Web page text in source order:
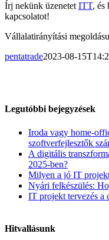
Írj nekünk üzenetet ITT, és
kapcsolatot!
Vállalatirányítási
pentatrade2023-08-
Legutóbbi bejegyzések
Iroda vagy home-
szoftverfejlesztők
A digitális
2025-ben?
Milyen a jó IT
Nyári felkészülés:
IT projekt tervezés a
Hitvallásunk